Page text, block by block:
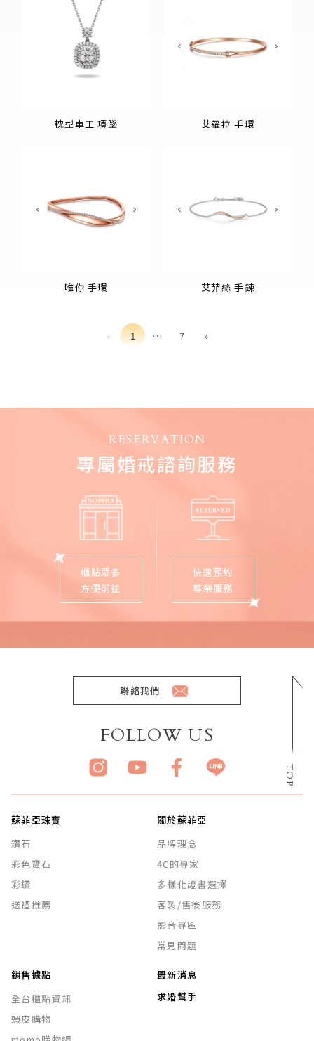
枕型車工 項墜 艾蘿拉 手環
唯你 手環 艾菲絲 手鍊
« 1 … 7 »
RESERVATION
專屬婚戒諮詢服務
櫃點眾多
方便前往
快速預約
尊榮服務
TOP
蘇菲亞珠寶
鑽石
彩色寶石
彩鑽
送禮推薦
關於蘇菲亞
品牌理念
4C的專家
多樣化證書選擇
客製/售後服務
影音專區
常見問題
銷售據點
全台櫃點資訊
蝦皮購物
最新消息
求婚幫手
聯絡我們
FOLLOW US